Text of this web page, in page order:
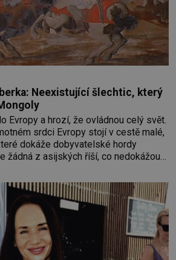
Neexistující šlechtic, který
Evropy a hrozí, že ovládnou celý svět.
srdci Evropy stojí v cestě malé,
dokáže dobyvatelské hordy
žádná z asijských říší, co nedokážou
podél Kaspického a Azovského